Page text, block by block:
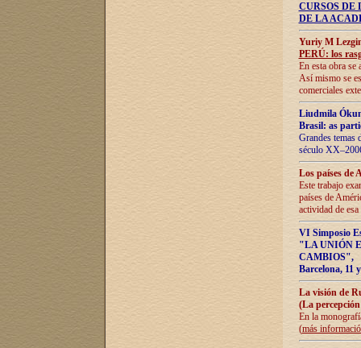
CURSOS
DE LA
Yuriy M
PERÚ: los
En esta obra se
Así mismo se
comerciales
Liudmila
Brasil: as
Grandes temas
século
Los países de
Este trabajo
países de
actividad de
VI Simposio
"LA UNIÓN
CAMBIOS",
Barcelona, 11
La visión de
(La
En la
(más